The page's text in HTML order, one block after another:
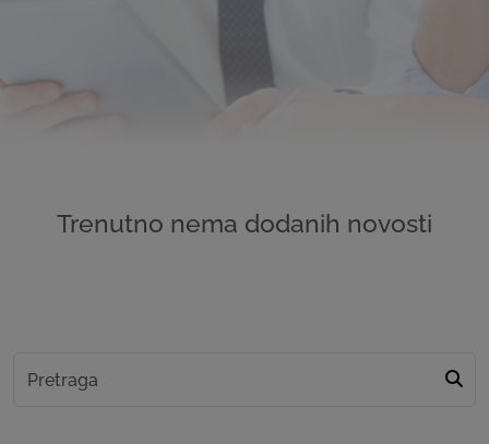
Trenutno nema dodanih novosti